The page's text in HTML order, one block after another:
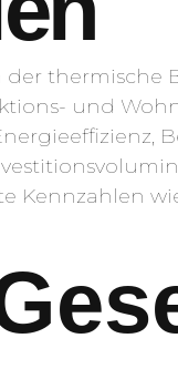
thermische
und